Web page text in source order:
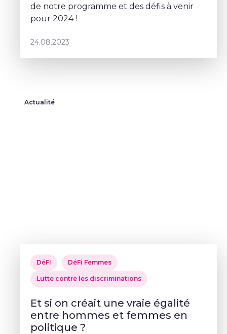
de notre programme et des défis à venir
pour 2024 !
24.08.2023
Actualité
DéFI DéFi Femmes
Lutte contre les discriminations
Et si on créait une vraie égalité
entre hommes et femmes en
politique ?